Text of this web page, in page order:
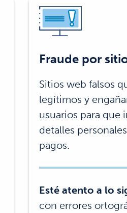
Fraude por
Sitios web falsos
legítimos y
usuarios para que
detalles
pagos.
Esté atento a lo
con errores